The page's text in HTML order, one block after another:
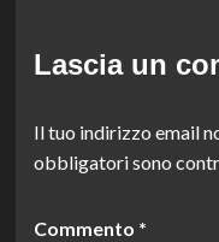
Lascia un
Il tuo indirizzo email
obbligatori sono
Commento *